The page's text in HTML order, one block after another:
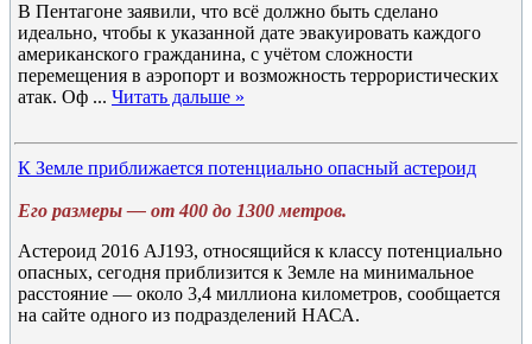
В Пентагоне заявили, что всё должно быть сделано
идеально, чтобы к указанной дате эвакуировать каждого
американского гражданина, с учётом сложности
перемещения в аэропорт и возможность террористических
атак. Оф ... Читать дальше »
К Земле приближается потенциально опасный астероид
Его размеры — от 400 до 1300 метров.
Астероид 2016 AJ193, относящийся к классу потенциально
опасных, сегодня приблизится к Земле на минимальное
расстояние — около 3,4 миллиона километров, сообщается
на сайте одного из подразделений НАСА.